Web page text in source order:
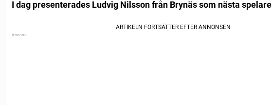
I dag presenterades Ludvig Nilsson från Brynäs som nästa